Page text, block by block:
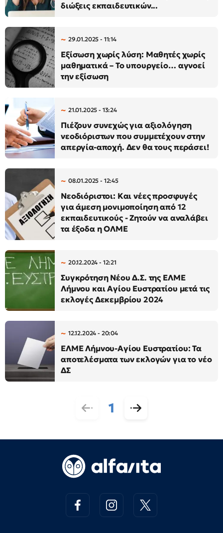
διώξεις εκπαιδευτικών...
29.01.2025 - 11:14
Εξίσωση χωρίς λύση: Μαθητές χωρίς
μαθηματικά – Το υπουργείο… αγνοεί
την εξίσωση
21.01.2025 - 13:24
Πιέζουν συνεχώς για αξιολόγηση
νεοδιόριστων που συμμετέχουν στην
απεργία-αποχή. Δεν θα τους περάσει!
08.01.2025 - 12:45
Νεοδιόριστοι: Και νέες προσφυγές
για άμεση μονιμοποίηση από 12
εκπαιδευτικούς - Ζητούν να αναλάβει
τα έξοδα η ΟΛΜΕ
20.12.2024 - 12:21
Συγκρότηση Νέου Δ.Σ. της ΕΛΜΕ
Λήμνου και Αγίου Ευστρατίου μετά τις
εκλογές Δεκεμβρίου 2024
12.12.2024 - 20:04
ΕΛΜΕ Λήμνου-Αγίου Ευστρατίου: Τα
αποτελέσματα των εκλογών για το νέο
ΔΣ
1